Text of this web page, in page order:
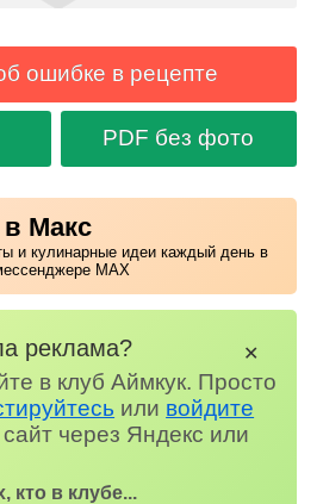
ошибке в рецепте
PDF без фото
Макс
и кулинарные идеи каждый день в
MAX
реклама?
в клуб Аймкук. Просто
или войдите
через Яндекс или
кто в клубе...
✕